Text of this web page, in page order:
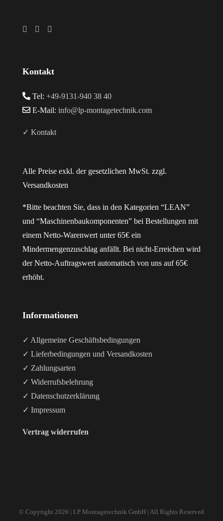
Kontakt
Tel: +49-9131-940 38 40
E-Mail: info@lp-montagetechnik.com
✓ Kontakt
Alle Preise exkl. der gesetzlichen MwSt. zzgl.
Versandkosten
*Bitte beachten Sie, dass in den Kategorien “LEAN”
und “Maschinenbaukomponenten” bei Bestellungen mit
einem Netto-Warenwert unter 65€ ein
Mindermengenzuschlag anfällt. Bei nicht-Erreichen wird
der Netto-Auftragswert automatisch von uns auf 65€
erhöht.
Informationen
✓ Allgemeine Geschäftsbedingungen
✓ Lieferbedingungen und Versandkosten
✓ Zahlungsarten
✓ Widerrufsbelehrung
✓ Datenschutzerklärung
✓ Impressum
Vertrag widerrufen
© Copyright 2026 | LP Montagetechnik GmbH | All Rights Reserved